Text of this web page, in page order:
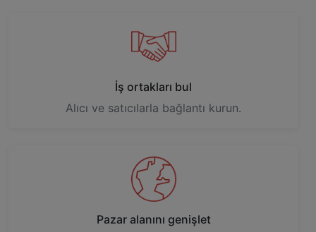
İş ortakları bul
Alıcı ve satıcılarla bağlantı kurun.
Pazar alanını genişlet